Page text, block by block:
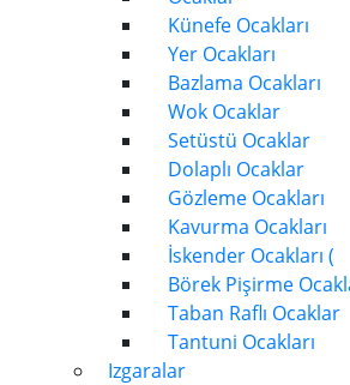
Künefe Ocakları
Yer Ocakları
Bazlama Ocakları
Wok Ocaklar
Setüstü Ocaklar
Dolaplı Ocaklar
Gözleme Ocakları
Kavurma Ocakları
İskender Ocakları (
Börek Pişirme
Taban Raflı Ocaklar
Tantuni Ocakları
Izgaralar